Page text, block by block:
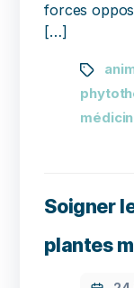
forces
[…]
Soigner
plantes